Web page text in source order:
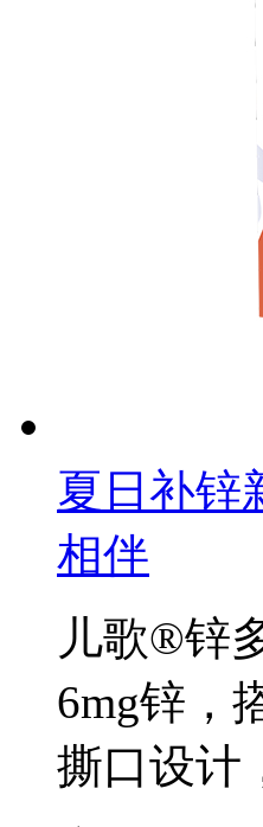
夏日补锌
相伴
儿歌®锌
6mg锌，
撕口设计